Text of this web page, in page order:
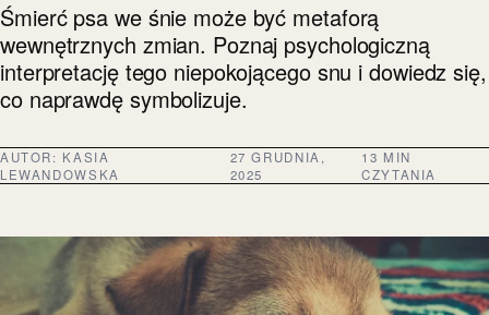
Śmierć psa we śnie może być metaforą
wewnętrznych zmian. Poznaj psychologiczną
interpretację tego niepokojącego snu i dowiedz się,
co naprawdę symbolizuje.
AUTOR: KASIA
LEWANDOWSKA
27 GRUDNIA,
2025
13 MIN
CZYTANIA